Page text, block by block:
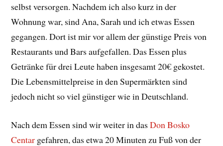
selbst versorgen. Nachdem ich also kurz in der
Wohnung war, sind Ana, Sarah und ich etwas Essen
gegangen. Dort ist mir vor allem der günstige Preis von
Restaurants und Bars aufgefallen. Das Essen plus
Getränke für drei Leute haben insgesamt 20€ gekostet.
Die Lebensmittelpreise in den Supermärkten sind
jedoch nicht so viel günstiger wie in Deutschland.
Nach dem Essen sind wir weiter in dasDon Bosko
Centar gefahren, das etwa 20 Minuten zu Fuß von der